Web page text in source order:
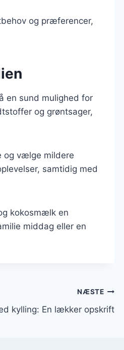
og præferencer,
en sund mulighed for
og grøntsager,
og vælge mildere
samtidig med
kokosmælk en
middag eller en
NÆSTE
kylling: En lækker opskrift